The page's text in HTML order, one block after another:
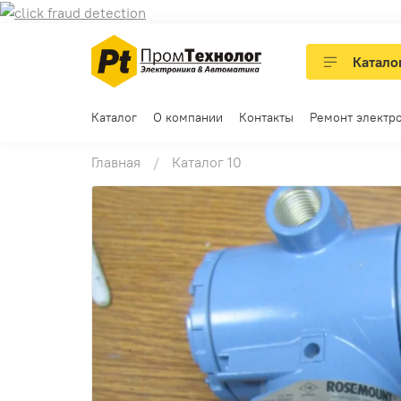
Каталог О компании Контакты Ремонт
Главная Каталог 10